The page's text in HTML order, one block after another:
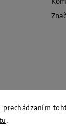
prechádzaním
.